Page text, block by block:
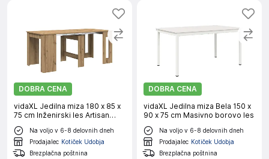
DOBRA CENA
vidaXL Jedilna miza 180 x 85 x
75 cm Inženirski les Artisan
hrast
Na voljo v 6-8 delovnih dneh
Prodajalec Kotiček Udobja
Brezplačna poštnina
DOBRA CENA
vidaXL Jedilna miza Bela 150 x
90 x 75 cm Masivno borovo les
Na voljo v 6-8 delovnih dneh
Prodajalec Kotiček Udobja
Brezplačna poštnina